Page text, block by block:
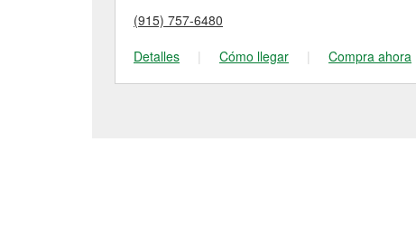
(915) 757-6480
Detalles
| Cómo llegar | Compra ahora